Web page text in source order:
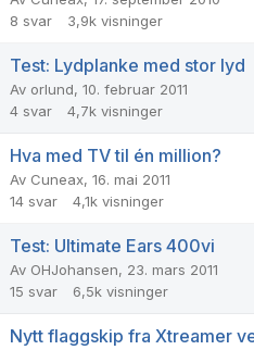
8 svar 3,9k visninger
Test: Lydplanke med stor lyd
Av orlund, 10. februar 2011
4 svar 4,7k visninger
Hva med TV til én million?
Av Cuneax, 16. mai 2011
14 svar 4,1k visninger
Test: Ultimate Ears 400vi
Av OHJohansen, 23. mars 2011
15 svar 6,5k visninger
Nytt flaggskip fra Xtreamer